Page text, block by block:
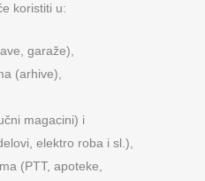
koristiti u:
garaže),
(arhive),
magacini) i
elektro roba i sl.),
(PTT, apoteke,